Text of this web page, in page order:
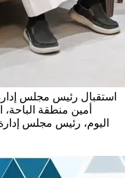
استقبال رئيس مجلس
أمين منطقة
اليوم، رئيس مجلس إدارة